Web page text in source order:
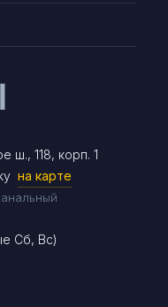
ш., 118, корп. 1
на карте
Сб, Вс)